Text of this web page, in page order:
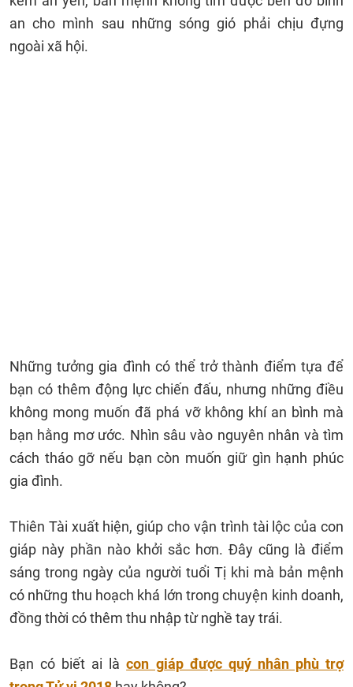
an cho mình sau những sóng gió phải chịu đựng
ngoài xã hội.
Những tưởng gia đình có thể trở thành điểm tựa để
bạn có thêm động lực chiến đấu, nhưng những điều
không mong muốn đã phá vỡ không khí an bình mà
bạn hằng mơ ước. Nhìn sâu vào nguyên nhân và tìm
cách tháo gỡ nếu bạn còn muốn giữ gìn hạnh phúc
gia đình.
Thiên Tài xuất hiện, giúp cho vận trình tài lộc của con
giáp này phần nào khởi sắc hơn. Đây cũng là điểm
sáng trong ngày của người tuổi Tị khi mà bản mệnh
có những thu hoạch khá lớn trong chuyện kinh doanh,
đồng thời có thêm thu nhập từ nghề tay trái.
Bạn có biết ai làcon giáp được quý nhân phù trợ